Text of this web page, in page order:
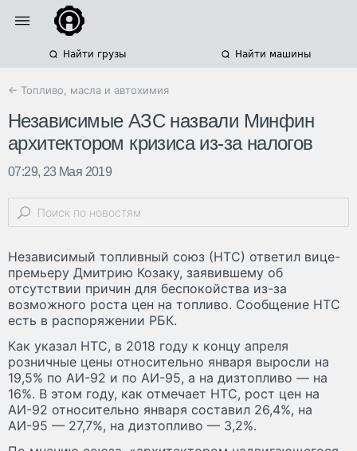
Найти грузы Найти машины
← Топливо, масла и автохимия
Независимые АЗС назвали Минфин
архитектором кризиса из-за налогов
07:29, 23 Мая 2019
Независимый топливный союз (НТС) ответил вице-
премьеру Дмитрию Козаку, заявившему об
отсутствии причин для беспокойства из-за
возможного роста цен на топливо. Сообщение НТС
есть в распоряжении РБК.
Как указал НТС, в 2018 году к концу апреля
розничные цены относительно января выросли на
19,5% по АИ-92 и по АИ-95, а на дизтопливо — на
16%. В этом году, как отмечает НТС, рост цен на
АИ-92 относительно января составил 26,4%, на
АИ-95 — 27,7%, на дизтопливо — 3,2%.